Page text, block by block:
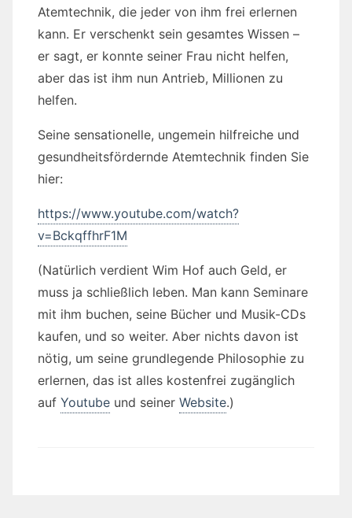
Atemtechnik, die jeder von ihm frei erlernen
kann. Er verschenkt sein gesamtes Wissen –
er sagt, er konnte seiner Frau nicht helfen,
aber das ist ihm nun Antrieb, Millionen zu
helfen.
Seine sensationelle, ungemein hilfreiche und
gesundheitsfördernde Atemtechnik finden Sie
hier:
https://www.youtube.com/watch?
v=BckqffhrF1M
(Natürlich verdient Wim Hof auch Geld, er
muss ja schließlich leben. Man kann Seminare
mit ihm buchen, seine Bücher und Musik-CDs
kaufen, und so weiter. Aber nichts davon ist
nötig, um seine grundlegende Philosophie zu
erlernen, das ist alles kostenfrei zugänglich
auf Youtube und seiner Website.)